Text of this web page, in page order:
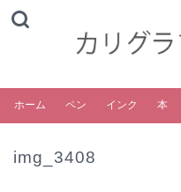
ホーム ペン インク 本
img_3408